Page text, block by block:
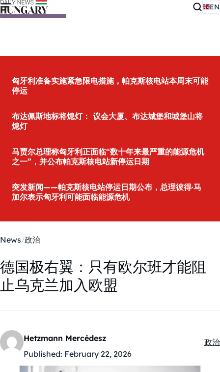
Skip to content EN
匈牙利准备实施紧急限电措施，帕克斯核电站本周末可能
停运
布达佩斯地标将熄灯： 议会大厦、布达城堡和城堡山将
熄灯
马贾尔总理称匈牙利正面临“数十年来最严重的能源危机
之一”，并公布帕克斯核电站新停运日期
突发新闻——帕克斯核电站停运日期公布，总理彼得·马
加尔表示匈牙利可能面临能源危机
News 政治
德国极右翼：只有欧尔班才能阻
止乌克兰加入欧盟
Hetzmann Mercédesz
Published: February 22, 2026
政治